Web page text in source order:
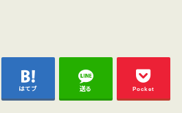
はてブ 送る Pocket